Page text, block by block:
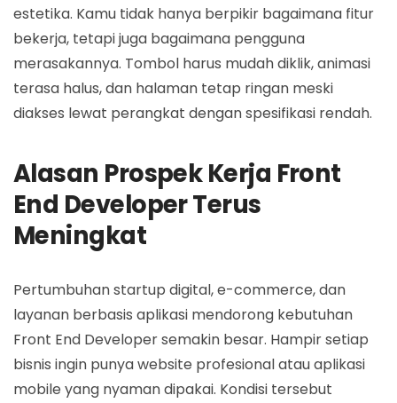
estetika. Kamu tidak hanya berpikir bagaimana fitur
bekerja, tetapi juga bagaimana pengguna
merasakannya. Tombol harus mudah diklik, animasi
terasa halus, dan halaman tetap ringan meski
diakses lewat perangkat dengan spesifikasi rendah.
Alasan Prospek Kerja Front
End Developer Terus
Meningkat
Pertumbuhan startup digital, e-commerce, dan
layanan berbasis aplikasi mendorong kebutuhan
Front End Developer semakin besar. Hampir setiap
bisnis ingin punya website profesional atau aplikasi
mobile yang nyaman dipakai. Kondisi tersebut